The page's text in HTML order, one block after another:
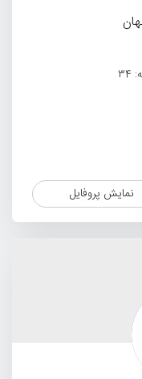
نمایش پروفایل